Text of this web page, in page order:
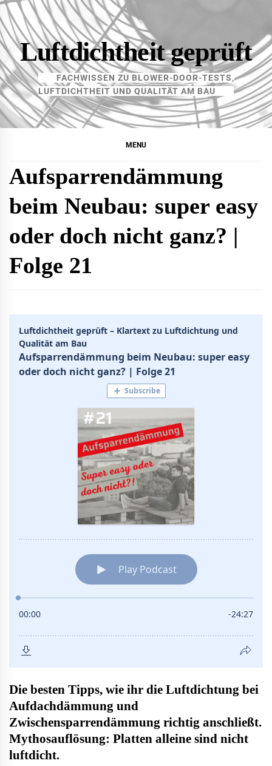
Skip
to
contentLuftdichtheit geprüft
FACHWISSEN ZU BLOWER-DOOR-TESTS,
LUFTDICHTHEIT UND QUALITÄT AM BAU
MENU
Aufsparrendämmung
beim Neubau: super easy
oder doch nicht ganz? |
Folge 21
Die besten Tipps, wie ihr die Luftdichtung bei
Aufdachdämmung und
Zwischensparrendämmung richtig anschließt.
Mythosauflösung: Platten alleine sind nicht
luftdicht.